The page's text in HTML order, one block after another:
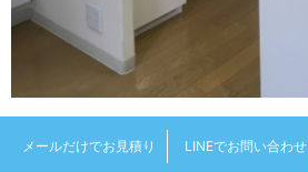
メールだけでお見積り LINEでお問い合わせ